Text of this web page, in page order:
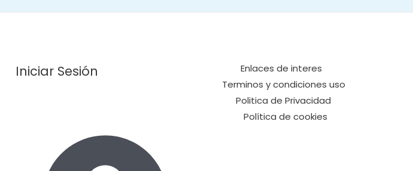
Iniciar Sesión
Enlaces de interes
Terminos y condiciones uso
Politica de Privacidad
Política de cookies